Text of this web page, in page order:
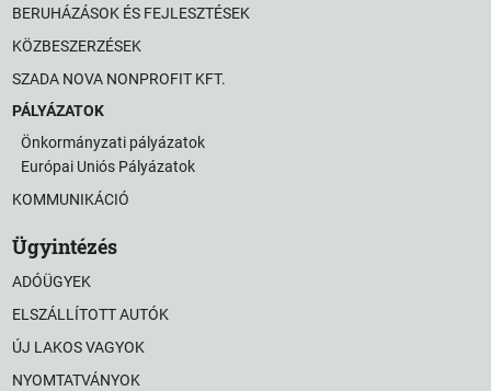
BERUHÁZÁSOK ÉS FEJLESZTÉSEK
KÖZBESZERZÉSEK
SZADA NOVA NONPROFIT KFT.
PÁLYÁZATOK
Önkormányzati pályázatok
Európai Uniós Pályázatok
KOMMUNIKÁCIÓ
Ügyintézés
ADÓÜGYEK
ELSZÁLLÍTOTT AUTÓK
ÚJ LAKOS VAGYOK
NYOMTATVÁNYOK